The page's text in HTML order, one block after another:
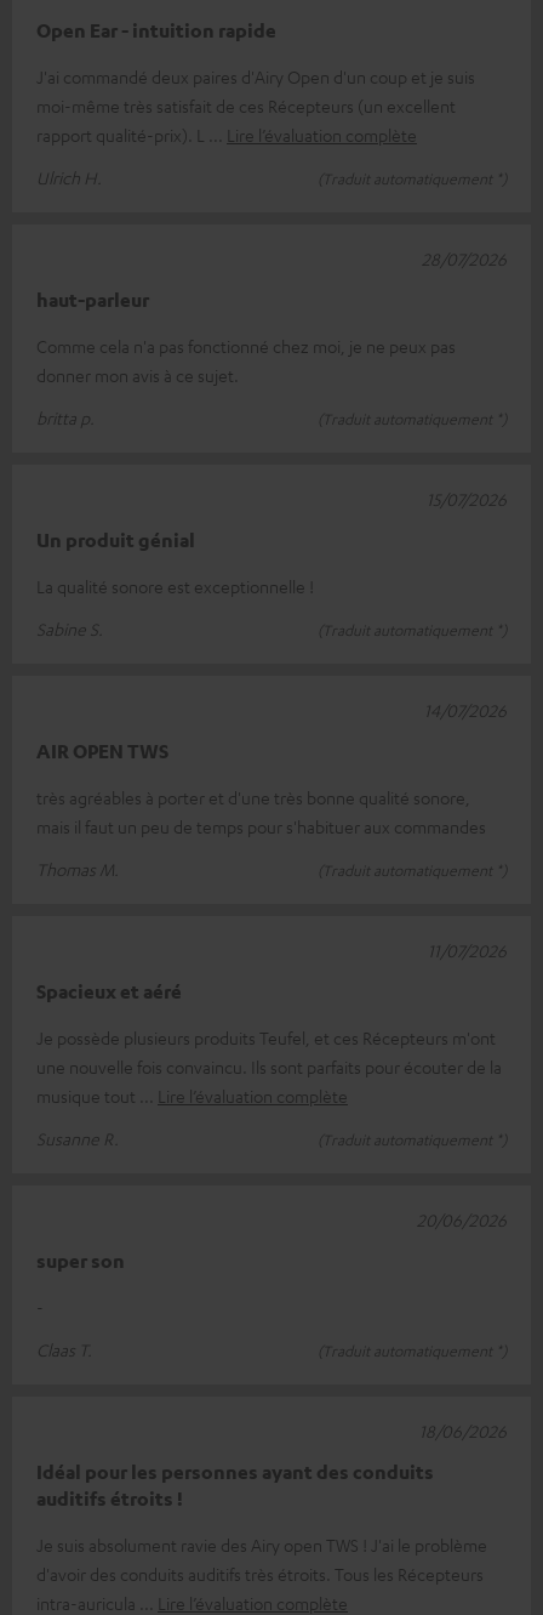
Open Ear - intuition rapide
J'ai commandé deux paires d'Airy Open d'un coup et je suis
moi-même très satisfait de ces Récepteurs (un excellent
rapport qualité-prix). L
Lire l’évaluation complète
Ulrich H.
(Traduit automatiquement *)
haut-parleur
Comme cela n'a pas fonctionné chez moi, je ne peux pas
donner mon avis à ce sujet.
britta p.
(Traduit automatiquement *)
28/07/2026
Un produit génial
La qualité sonore est exceptionnelle !
Sabine S.
(Traduit automatiquement *)
15/07/2026
AIR OPEN TWS
très agréables à porter et d'une très bonne qualité sonore,
mais il faut un peu de temps pour s'habituer aux commandes
Thomas M.
(Traduit automatiquement *)
14/07/2026
Spacieux et aéré
Je possède plusieurs produits Teufel, et ces Récepteurs m'ont
une nouvelle fois convaincu. Ils sont parfaits pour écouter de la
musique tout
Lire l’évaluation complète
Susanne R.
(Traduit automatiquement *)
11/07/2026
super son
-
Claas T.
(Traduit automatiquement *)
20/06/2026
Idéal pour les personnes ayant des conduits
auditifs étroits !
Je suis absolument ravie des Airy open TWS ! J'ai le problème
d'avoir des conduits auditifs très étroits. Tous les Récepteurs
intra-auricula
Lire l’évaluation complète
18/06/2026